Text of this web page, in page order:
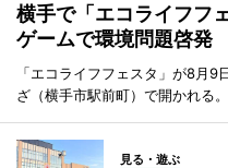
横手で「エコライフフ
ゲームで環境問題啓発
「エコライフフェスタ」が8月
ざ（横手市駅前町）で開かれる。
見る・遊ぶ